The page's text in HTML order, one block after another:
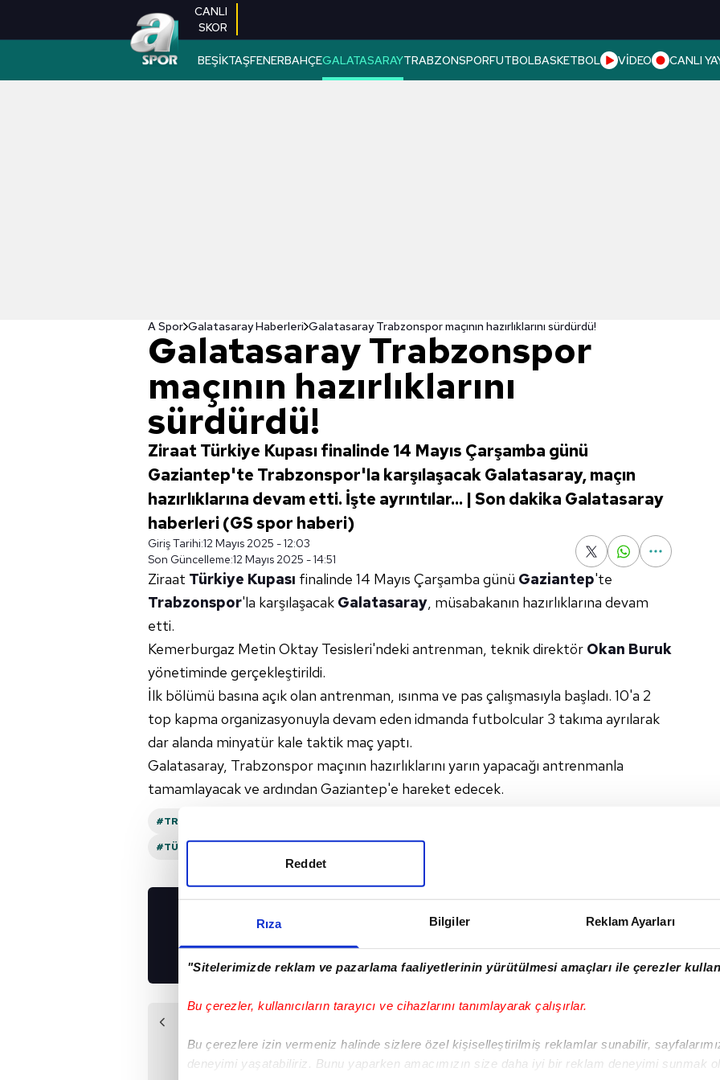
Rıza Bilgiler Reklam Ayarları
"Sitelerimizde reklam ve pazarlama faaliyetlerinin yürütülmesi amaçları ile çerezler
Bu çerezler, kullanıcıların tarayıcı ve cihazlarını tanımlayarak çalışırlar.
Bu çerezlere izin vermeniz halinde sizlere özel kişiselleştirilmiş reklamlar sunabilir,
deneyimi yaşatabiliriz. Bunu yaparken amacımızın size daha iyi bir reklam deneyimi sunmak
Reddet
CANLI
SKOR
BEŞİKTAŞFENERBAHÇEGALATASARAYTRABZONSPORFUTBOLBASKETBOL VİDEO CANLI
A Spor Galatasaray Haberleri Galatasaray Trabzonspor maçının hazırlıklarını sürdürdü!
Galatasaray Trabzonspor
maçının hazırlıklarını
sürdürdü!
Ziraat Türkiye Kupası finalinde 14 Mayıs Çarşamba günü
Gaziantep'te Trabzonspor'la karşılaşacak Galatasaray, maçın
hazırlıklarına devam etti. İşte ayrıntılar... | Son dakika Galatasaray
haberleri (GS spor haberi)
Giriş Tarihi:12 Mayıs 2025 - 12:03
Son Güncelleme:12 Mayıs 2025 - 14:51
Ziraat Türkiye Kupası finalinde 14 Mayıs Çarşamba günü Gaziantep'te
Trabzonspor'la karşılaşacak Galatasaray, müsabakanın hazırlıklarına devam
etti.
Kemerburgaz Metin Oktay Tesisleri'ndeki antrenman, teknik direktör Okan Buruk
yönetiminde gerçekleştirildi.
İlk bölümü basına açık olan antrenman, ısınma ve pas çalışmasıyla başladı. 10'a 2
top kapma organizasyonuyla devam eden idmanda futbolcular 3 takıma ayrılarak
dar alanda minyatür kale taktik maç yaptı.
Galatasaray, Trabzonspor maçının hazırlıklarını yarın yapacağı antrenmanla
tamamlayacak ve ardından Gaziantep'e hareket edecek.
#TRABZONSPOR
#TÜRKIYE KUPASI
UYGULAMALARIMIZI
İNDİRİN!
G.Saray'dan Boey
hamlesi!
G.Saray Erkek
Basketbol Takımı